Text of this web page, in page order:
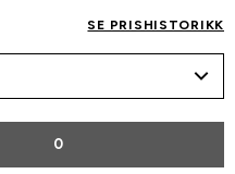
SE PRISHISTORIKK
0